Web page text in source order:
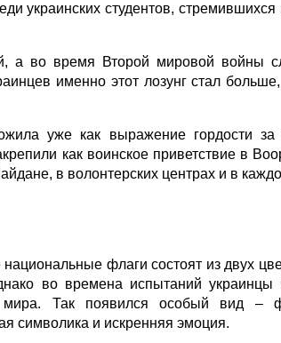
украинских студентов,
а во время Второй мировой войны
именно этот лозунг стал
уже как выражение гордости за
как воинское приветствие в
в волонтерских центрах и в
национальные флаги состоят из двух
во времена испытаний украинцы
мира. Так появился особый вид –
символика и искренняя эмоция.